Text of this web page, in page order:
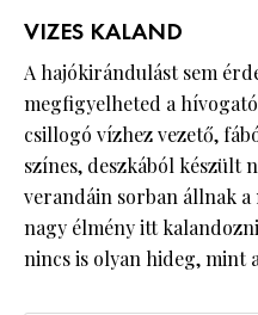
VIZES KALAND
A hajókirándulást sem
megfigyelheted a
csillogó vízhez vezető,
színes, deszkából készült
verandáin sorban állnak a
nagy élmény itt
nincs is olyan hideg, mint